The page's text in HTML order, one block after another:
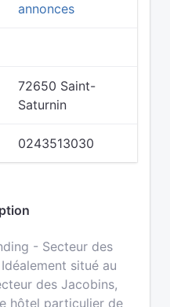
annonces
72650 Saint-
Saturnin
0243513030
- Secteur des
situé au
des Jacobins,
hôtel particulier de